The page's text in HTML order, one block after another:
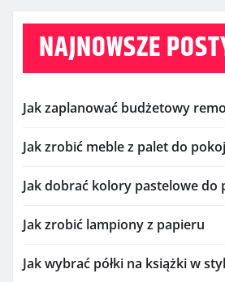
NAJNOWSZE
Jak zaplanować budżetowy
Jak zrobić meble z palet do
Jak dobrać kolory pastelowe do
Jak zrobić lampiony z papieru
Jak wybrać półki na książki w